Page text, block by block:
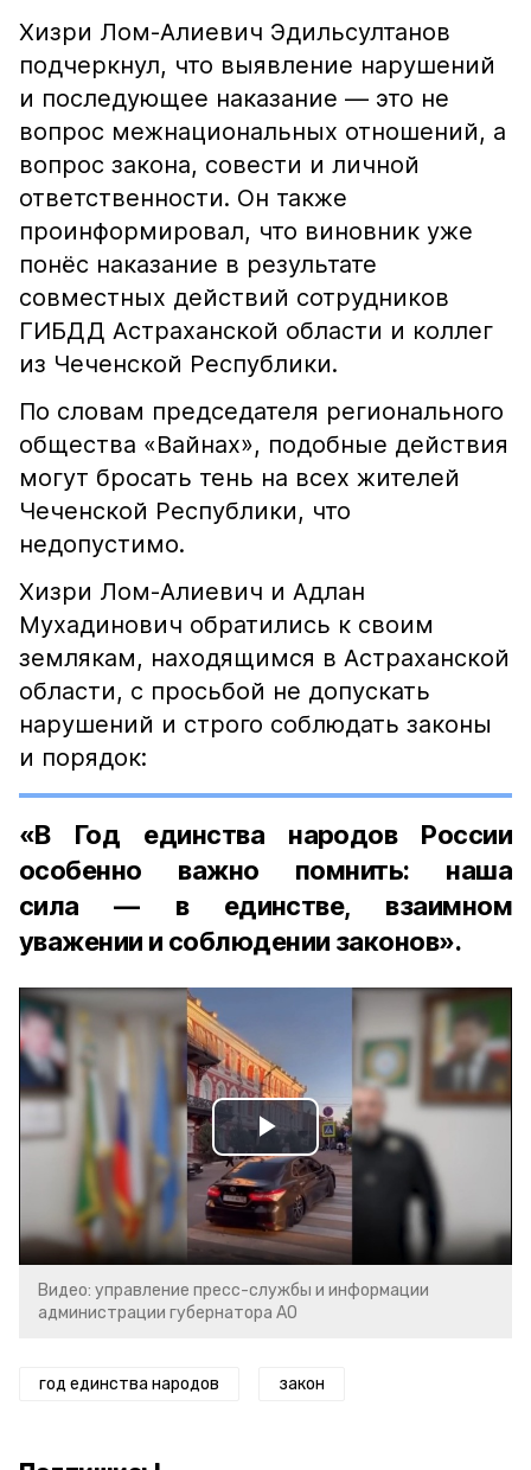
Хизри Лом-Алиевич Эдильсултанов
подчеркнул, что выявление нарушений
и последующее наказание — это не
вопрос межнациональных отношений, а
вопрос закона, совести и личной
ответственности. Он также
проинформировал, что виновник уже
понёс наказание в результате
совместных действий сотрудников
ГИБДД Астраханской области и коллег
из Чеченской Республики.
По словам председателя регионального
общества «Вайнах», подобные действия
могут бросать тень на всех жителей
Чеченской Республики, что
недопустимо.
Хизри Лом-Алиевич и Адлан
Мухадинович обратились к своим
землякам, находящимся в Астраханской
области, с просьбой не допускать
нарушений и строго соблюдать законы
и порядок:
«В Год единства народов России
особенно важно помнить: наша
сила — в единстве, взаимном
уважении и соблюдении законов».
Play
Video
Видео: управление пресс-службы и информации
администрации губернатора АО
год единства народов закон